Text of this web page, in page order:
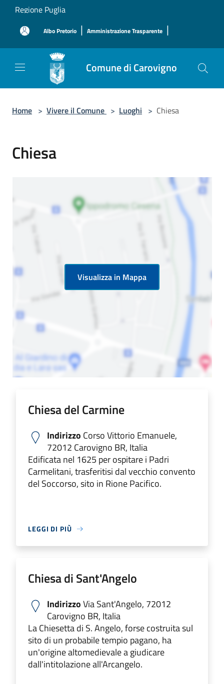
Salta al contenuto principale
Regione Puglia
Albo Pretorio | Amministrazione Trasparente |
Comune di Carovigno
Home > Vivere il Comune > Luoghi > Chiesa
Chiesa
Visualizza in Mappa
Chiesa del Carmine
Indirizzo Corso Vittorio Emanuele,
72012 Carovigno BR, Italia
Edificata nel 1625 per ospitare i Padri
Carmelitani, trasferitisi dal vecchio convento
del Soccorso, sito in Rione Pacifico.
LEGGI DI PIÙ
Chiesa di Sant'Angelo
IndirizzoVia Sant'Angelo, 72012
Carovigno BR, Italia
La Chiesetta di S. Angelo, forse costruita sul
sito di un probabile tempio pagano, ha
un'origine altomedievale a giudicare
dall'intitolazione all'Arcangelo.